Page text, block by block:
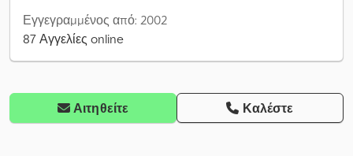
Εγγεγραμμένος από: 2002
87 Αγγελίες online
Αιτηθείτε Καλέστε